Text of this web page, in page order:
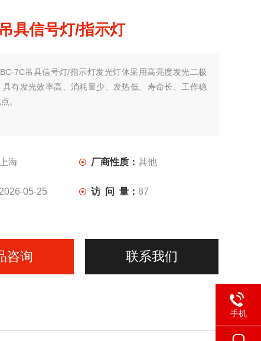
具信号灯/指示灯
7C吊具信号灯/指示灯发光灯体采用高亮度发光二极
具有发光效率高、消耗量少、发热低、寿命长、工作稳
。
上海 厂商性质：其他
2026-05-25 访 问 量：87
咨询 联系我们
手机